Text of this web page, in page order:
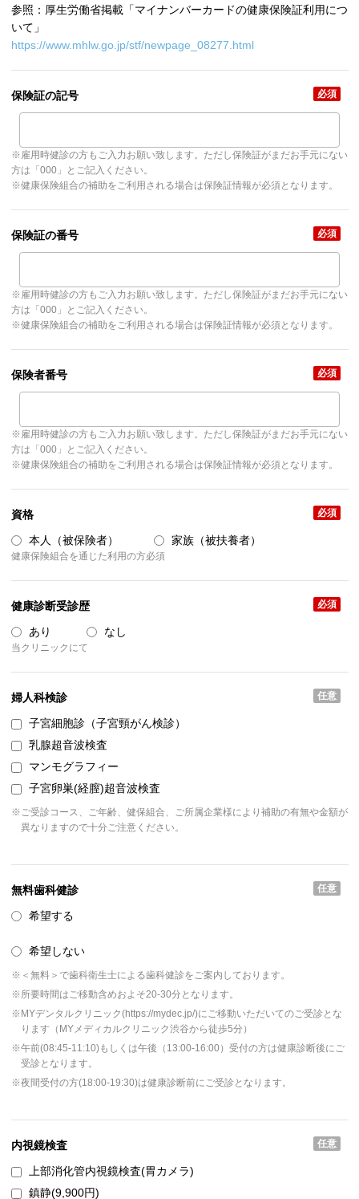
参照：厚生労働省掲載「マイナンバーカードの健康保険証利用につ
いて」
https://www.mhlw.go.jp/stf/newpage_08277.html
保険証の記号 必須
※雇用時健診の方もご入力お願い致します。ただし保険証がまだお手元にない
方は「000」とご記入ください。
※健康保険組合の補助をご利用される場合は保険証情報が必須となります。
保険証の番号 必須
※雇用時健診の方もご入力お願い致します。ただし保険証がまだお手元にない
方は「000」とご記入ください。
※健康保険組合の補助をご利用される場合は保険証情報が必須となります。
保険者番号 必須
※雇用時健診の方もご入力お願い致します。ただし保険証がまだお手元にない
方は「000」とご記入ください。
※健康保険組合の補助をご利用される場合は保険証情報が必須となります。
資格 必須
本人（被保険者） 家族（被扶養者）
健康保険組合を通じた利用の方必須
健康診断受診歴 必須
あり なし
当クリニックにて
婦人科検診 任意
子宮細胞診（子宮頸がん検診）
乳腺超音波検査
マンモグラフィー
子宮卵巣(経膣)超音波検査
※ご受診コース、ご年齢、健保組合、ご所属企業様により補助の有無や金額が
異なりますので十分ご注意ください。
無料歯科健診 任意
希望する
希望しない
※＜無料＞で歯科衛生士による歯科健診をご案内しております。
※所要時間はご移動含めおよそ20-30分となります。
※MYデンタルクリニック(https://mydec.jp/)にご移動いただいてのご受診とな
ります（MYメディカルクリニック渋谷から徒歩5分）
※午前(08:45-11:10)もしくは午後（13:00-16:00）受付の方は健康診断後にご
受診となります。
※夜間受付の方(18:00-19:30)は健康診断前にご受診となります。
内視鏡検査 任意
上部消化管内視鏡検査(胃カメラ)
鎮静(9,900円)